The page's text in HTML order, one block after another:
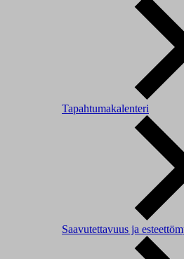
Tapahtumakalenteri
Saavutettavuus ja